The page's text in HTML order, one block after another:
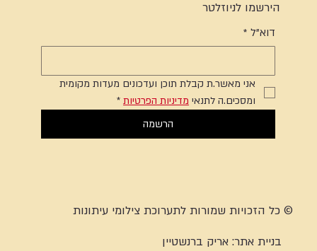
הירשמו לניוזלטר
דוא"ל *
אני מאשר.ת קבלת תוכן ועדכונים מעדות מקומית
ומסכים.ה לתנאי מדיניות הפרטיות *
הרשמה
© כל הזכויות שמורות לתערוכת צילומי עיתונות
בניית אתר:אריק ברנשטיין